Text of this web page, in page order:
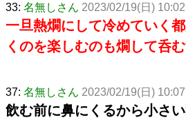
33: 名無しさん 2023/02/19(日)
一旦熱燗にして冷めていく
くのを楽しむのも燗して呑
37: 名無しさん 2023/02/19(日)
飲む前に鼻にくるから小さ